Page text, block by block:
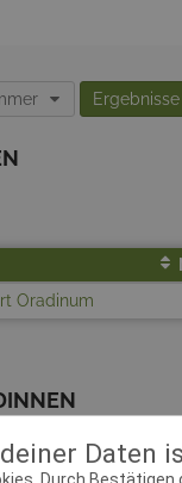
Daten
Ergebnisse
Oradinum